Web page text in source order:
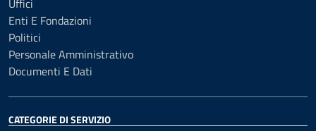
Uffici
Enti E Fondazioni
Politici
Personale Amministrativo
Documenti E Dati
CATEGORIE DI SERVIZIO